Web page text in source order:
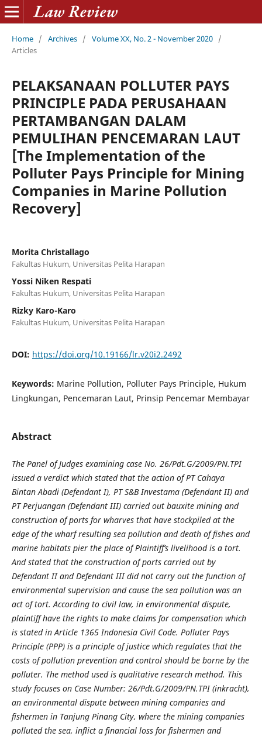
Home / Archives / Volume XX, No. 2 - November 2020 /
Articles
PELAKSANAAN POLLUTER PAYS
PRINCIPLE PADA PERUSAHAAN
PERTAMBANGAN DALAM
PEMULIHAN PENCEMARAN LAUT
[The Implementation of the
Polluter Pays Principle for Mining
Companies in Marine Pollution
Recovery]
Morita Christallago
Fakultas Hukum, Universitas Pelita Harapan
Yossi Niken Respati
Fakultas Hukum, Universitas Pelita Harapan
Rizky Karo-Karo
Fakultas Hukum, Universitas Pelita Harapan
DOI: https://doi.org/10.19166/lr.v20i2.2492
Keywords: Marine Pollution, Polluter Pays Principle, Hukum
Lingkungan, Pencemaran Laut, Prinsip Pencemar Membayar
Abstract
The Panel of Judges examining case No. 26/Pdt.G/2009/PN.TPI
issued a verdict which stated that the action of PT Cahaya
Bintan Abadi (Defendant I), PT S&B Investama (Defendant II) and
PT Perjuangan (Defendant III) carried out bauxite mining and
construction of ports for wharves that have stockpiled at the
edge of the wharf resulting sea pollution and death of fishes and
marine habitats pier the place of Plaintiff’s livelihood is a tort.
And stated that the construction of ports carried out by
Defendant II and Defendant III did not carry out the function of
environmental supervision and cause the sea pollution was an
act of tort. According to civil law, in environmental dispute,
plaintiff have the rights to make claims for compensation which
is stated in Article 1365 Indonesia Civil Code. Polluter Pays
Principle (PPP) is a principle of justice which regulates that the
costs of pollution prevention and control should be borne by the
polluter. The method used is qualitative research method. This
study focuses on Case Number: 26/Pdt.G/2009/PN.TPI (inkracht),
an environmental dispute between mining companies and
fishermen in Tanjung Pinang City, where the mining companies
polluted the sea, inflict a financial loss for fishermen and